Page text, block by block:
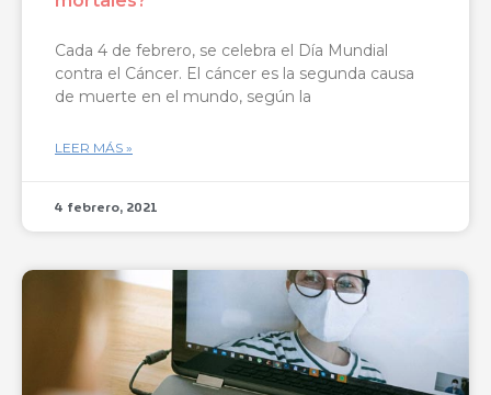
Cada 4 de febrero, se celebra el Día Mundial
contra el Cáncer. El cáncer es la segunda causa
de muerte en el mundo, según la
LEER MÁS »
4 febrero, 2021